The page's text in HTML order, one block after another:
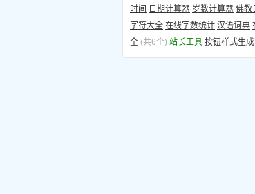
时间
日期计算器 岁数计算器 佛教
字符大全 在线字数统计 汉语词典
全 (共6个) 站长工具 按钮样式生